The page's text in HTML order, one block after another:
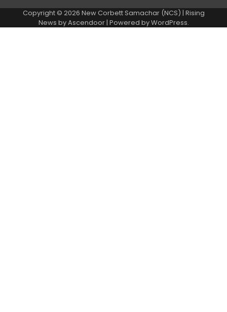
Copyright © 2026 New Corbett Samachar (NCS) | Rising
News byAscendoor| Powered byWordPress.